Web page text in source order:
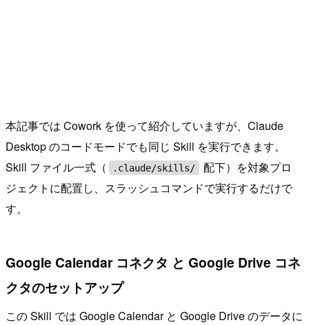
本記事では Cowork を使って紹介していますが、Claude
Desktop のコードモードでも同じ Skill を実行できます。
Skill ファイル一式（
.claude/skills/
配下）を対象プロ
ジェクトに配置し、スラッシュコマンドで実行するだけで
す。
Google Calendar コネクタ と Google Drive コネ
クタのセットアップ
この Skill では Google Calendar と Google Drive のデータに